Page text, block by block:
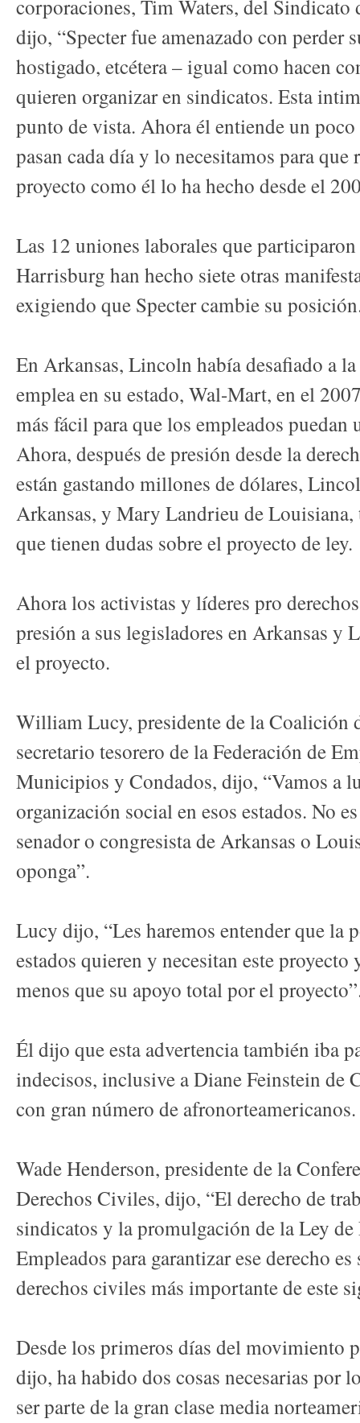
corporaciones, Tim Waters, del Sindicato
dijo, “Specter fue amenazado con perder
hostigado, etcétera – igual como hacen
quieren organizar en sindicatos. Esta
punto de vista. Ahora él entiende un
pasan cada día y lo necesitamos para que
proyecto como él lo ha hecho desde el
Las 12 uniones laborales que
Harrisburg han hecho siete otras
exigiendo que Specter cambie su
En Arkansas, Lincoln había desafiado a
emplea en su estado, Wal-Mart, en el
más fácil para que los empleados puedan
Ahora, después de presión desde la
están gastando millones de dólares,
Arkansas, y Mary Landrieu de Louisiana,
que tienen dudas sobre el proyecto de ley.
Ahora los activistas y líderes pro
presión a sus legisladores en Arkansas y
el proyecto.
William Lucy, presidente de la Coalición
secretario tesorero de la Federación de
Municipios y Condados, dijo, “Vamos a
organización social en esos estados. No
senador o congresista de Arkansas o
oponga”.
Lucy dijo, “Les haremos entender que la
estados quieren y necesitan este proyecto
menos que su apoyo total por el
Él dijo que esta advertencia también iba
indecisos, inclusive a Diane Feinstein de
con gran número de afronorteamericanos.
Wade Henderson, presidente de la
Derechos Civiles, dijo, “El derecho de
sindicatos y la promulgación de la Ley
Empleados para garantizar ese derecho
derechos civiles más importante de este
Desde los primeros días del movimiento
dijo, ha habido dos cosas necesarias por
ser parte de la gran clase media